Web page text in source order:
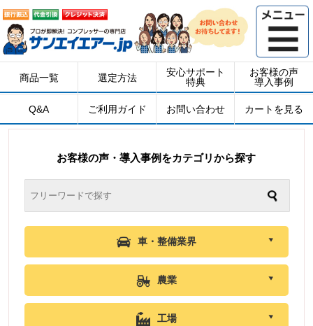
商品一覧 選定方法
安心サポート
特典
お客様の声
導入事例
Q&A ご利用ガイド お問い合わせ カートを見る
お客様の声・導入事例をカテゴリから探す
車・整備業界
農業
工場